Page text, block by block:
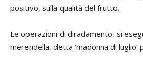
positivo, sulla qualità del frutto.
Le operazioni di diradamento, si
merendella, detta ‘madonna di luglio’